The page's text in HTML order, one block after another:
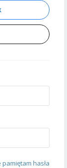
pamiętam hasła